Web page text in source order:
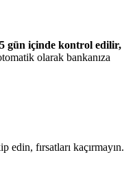
5 gün içinde kontrol edilir,
olarak bankanıza
edin, fırsatları kaçırmayın.